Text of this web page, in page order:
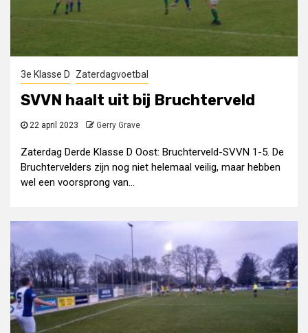
3e Klasse D Zaterdagvoetbal
SVVN haalt uit bij Bruchterveld
22 april 2023 Gerry Grave
Zaterdag Derde Klasse D Oost: Bruchterveld-SVVN 1-5. De
Bruchtervelders zijn nog niet helemaal veilig, maar hebben
wel een voorsprong van...